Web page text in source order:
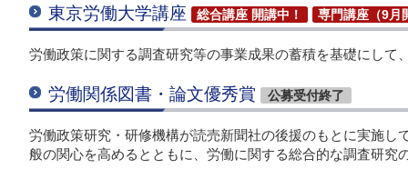
東京労働大学講座 総合講座 開講中！ 専門講座（9月
労働政策に関する調査研究等の事業成果の蓄積を基礎にし
労働関係図書・論文優秀賞 公募受付終了
労働政策研究・研修機構が読売新聞社の後援のもとに実施
般の関心を高めるとともに、労働に関する総合的な調査研究